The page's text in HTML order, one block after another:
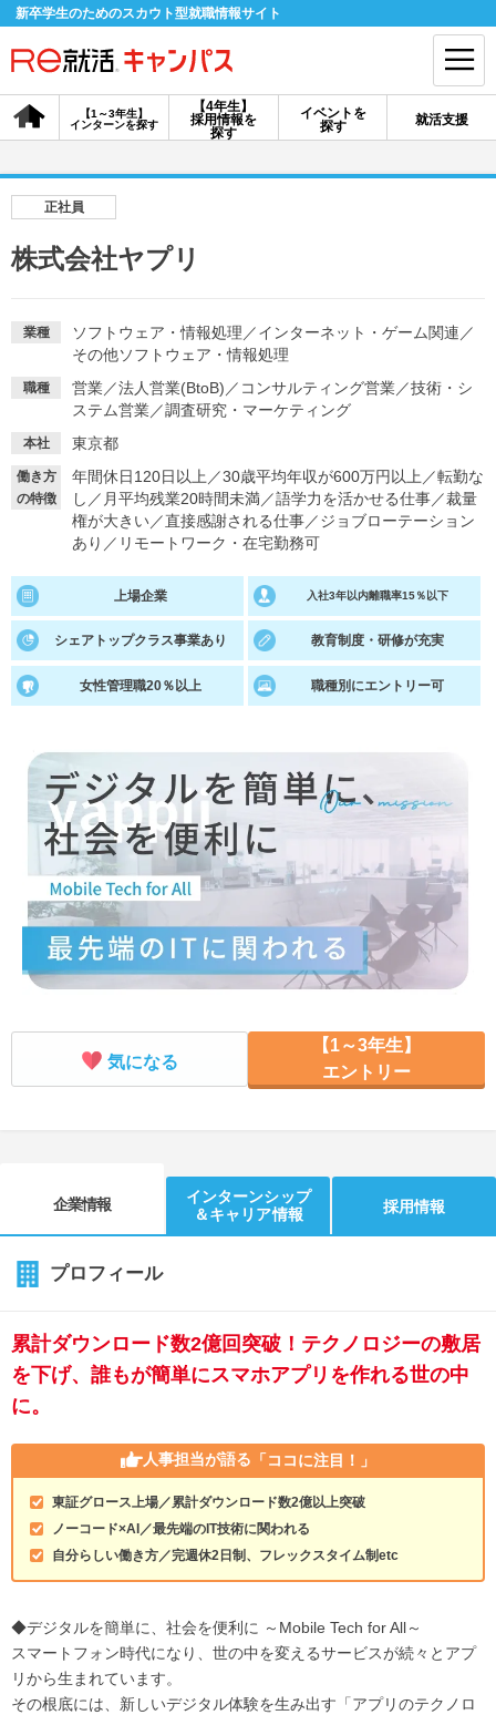
新卒学生のためのスカウト型就職情報サイト
【4年生】
採用情報を
探す
【1～3年生】
インターンを探す
イベントを
探す
就活支援
会員登録 ログイン
採用情報を探す
説明会を探す
インターンを探す
イベントを探す スカウト
就活ノウハウ・サポート
就活支援
適職診断
あなたに合う仕事を診断！
就活チャンネル
動画で対策講座をチェック
正社員
株式会社ヤプリ
業種 ソフトウェア・情報処理 ／インターネット・ゲーム関連 ／
その他ソフトウェア・情報処理
職種 営業／法人営業(BtoB) ／ コンサルティング営業／技術・シ
ステム営業／調査研究・マーケティング
本社 東京都
働き方
の特徴
年間休日120日以上 ／30歳平均年収が600万円以上 ／転勤な
し ／ 月平均残業20時間未満／語学力を活かせる仕事／裁量
権が大きい／直接感謝される仕事／ジョブローテーション
あり ／ リモートワーク・在宅勤務可
上場企業 入社3年以内離職率15％以下
シェアトップクラス事業あり 教育制度・研修が充実
女性管理職20％以上 職種別にエントリー可
気になる
【1～3年生】
エントリー
企業情報
インターンシップ
＆キャリア情報
採用情報
プロフィール
累計ダウンロード数2億回突破！テクノロジーの敷居
を下げ、誰もが簡単にスマホアプリを作れる世の中
に。
人事担当が語る 「ココに注目！」
東証グロース上場／累計ダウンロード数2億以上突破
ノーコード×AI／最先端のIT技術に関われる
自分らしい働き方／完週休2日制、フレックスタイム制etc
◆デジタルを簡単に、社会を便利に ～Mobile Tech for All～
スマートフォン時代になり、世の中を変えるサービスが続々とアプ
リから生まれています。
その根底には、新しいデジタル体験を生み出す「アプリのテクノロ